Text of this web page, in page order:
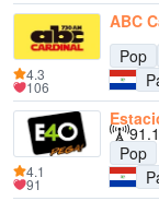
ABC
Pop
4.3
106
Pop
4.1
91